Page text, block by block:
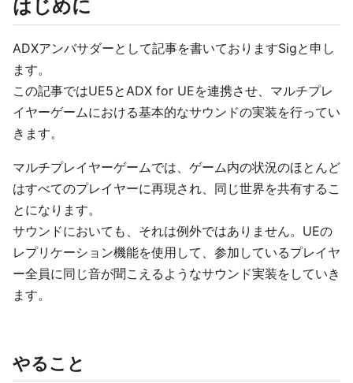
はじめに
ADXアンバサダーとして記事を書いておりますSigと申し
ます。
この記事ではUE5とADX for UEを連携させ、マルチプレ
イヤーゲームにおける基本的なサウンドの実装を行ってい
きます。
マルチプレイヤーゲームでは、ゲーム内の状況のほとんど
はすべてのプレイヤーに再現され、同じ世界を共有するこ
とになります。
サウンドにおいても、それは例外ではありません。UEの
レプリケーション機能を使用して、参加しているプレイヤ
ー全員に同じ音が聞こえるようなサウンド実装をしていき
ます。
やること